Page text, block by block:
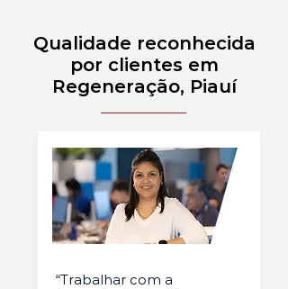
Qualidade reconhecida
por clientes em
Regeneração, Piauí
“Trabalhar com a